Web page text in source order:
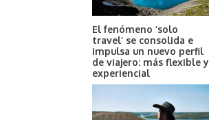
El fenómeno ‘solo
travel’ se consolida e
impulsa un nuevo perfil
de viajero: más flexible y
experiencial